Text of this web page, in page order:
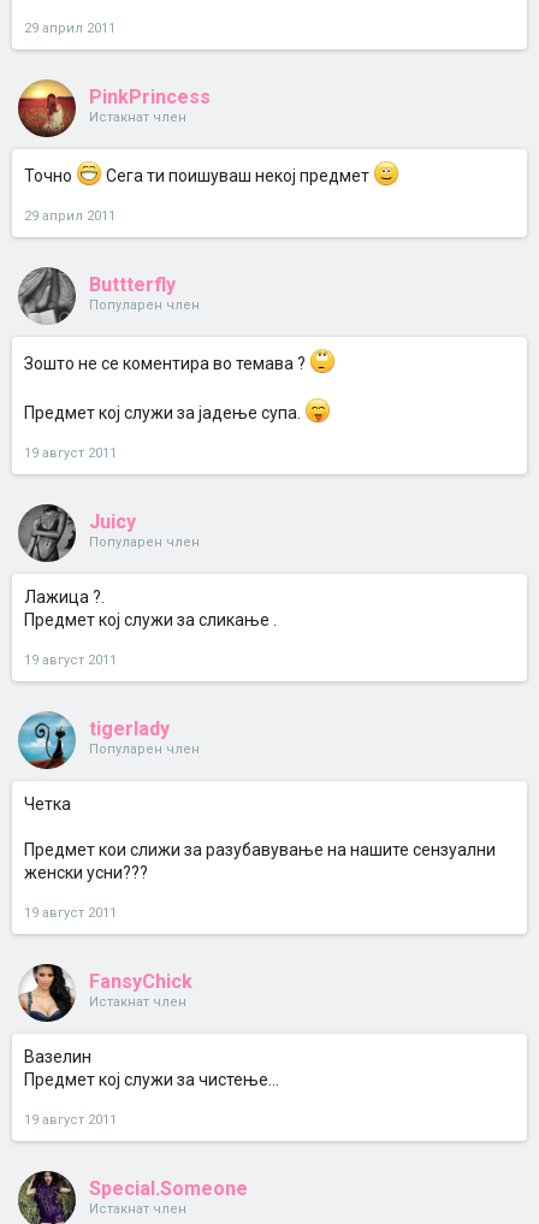
29 април 2011
PinkPrincess
Истакнат член
Точно Сега ти поишуваш некој предмет
29 април 2011
Buttterfly
Популарен член
Зошто не се коментира во темава ?
Предмет кој служи за јадење супа.
19 август 2011
Juicy
Популарен член
Лажица ?.
Предмет кој служи за сликање .
19 август 2011
tigerlady
Популарен член
Четка
Предмет кои слижи за разубавување на нашите сензуални
женски усни???
19 август 2011
FansyChick
Истакнат член
Вазелин
Предмет кој служи за чистење...
19 август 2011
Special.Someone
Истакнат член